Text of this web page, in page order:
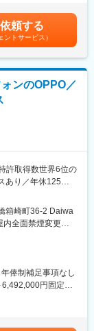
存システムの運用
として内製化）
ーの見直し・実
外部専門家との調
出し・改善提案
・効率化の推進
みます。昇給年1回
あり、選考を通じ
手当を含めた表記
頼する
ントサービス）
ンのOPPO／
許取得数世界6位の
あり／年休125日
箱崎町36-2 Daiwa
内全面禁煙変更の
）
俸制補足事項なし
円固定残